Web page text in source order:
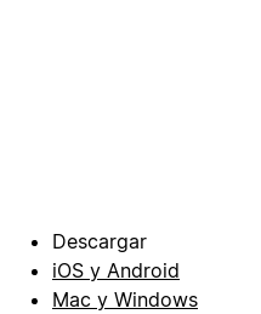
Descargar
iOS y Android
Mac y Windows